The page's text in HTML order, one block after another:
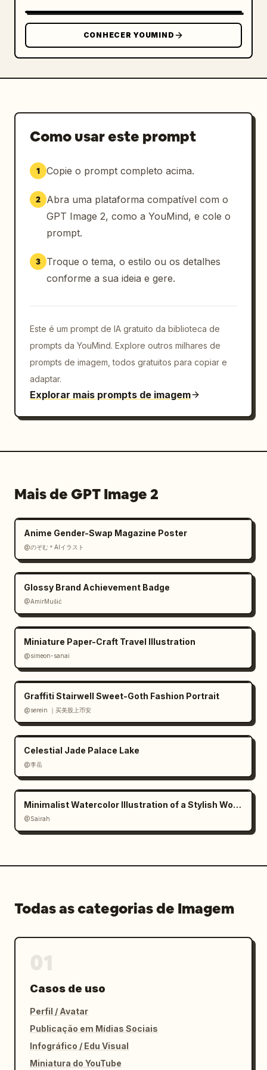
com cabelo castanho e charme animal,
segurando um microfone, pose fofa de hype-
man.
brilhante. No canto superior esquerdo, inclua
ックバンド作ろ♪” e o script rosa “ver.2”. No
japonês “私たちの音で 明日を塗り替えよう.” Centro
brilhante “ RainRebellion
” com subtítulo
pequeno em katakana “レイン・リベリオン”,
cercado por filigranas prateadas, asas, rosas
exatamente 5 emblemas circulares de perfil
dos personagens rotulados como: “Mio Vocal”,
“Hina Guitar”, “Rin Bass”, “Yuzu Drums” e
abaixo. No canto inferior esquerdo, adicione
informações do show: “NEXT LIVE”,
“RainRebellion 1st Oneman Live”, “Breaking
detalhes minúsculos de abertura/horário de
início. No centro inferior, adicione o slogan
“雨降って 地固まる。” e a linha em inglês “We
Estilo visual: Ilustração de anime moderna
ultra detalhada, pôster de jogo de ritmo
idol, iluminação de palco dinâmica, brilho
neon azul e violeta, pétalas de sakura rosa,
brilhos mágicos, destaques cromados,
contraste profundo, tipografia ornamentada,
line art nítida, alta saturação, composição
cinematográfica, arte comercial polida.
Restrições: Mantenha exatamente 5 emblemas de
perfil dos integrantes da banda e exatamente
6 figuras de personagens no total. Mantenha o
pôster cheio, mas legível. Não adicione
integrantes extras à banda. Evite
do logotipo com o nome da banda o maior
elemento de texto no terço inferior.
CONHECER YOUMIND
Como usar este prompt
1 Copie o prompt completo acima.
2
Abra uma plataforma compatível com o
GPT Image 2, como a YouMind, e cole o
prompt.
3
Troque o tema, o estilo ou os detalhes
conforme a sua ideia e gere.
Este é um prompt de IA gratuito da biblioteca de
prompts da YouMind. Explore outros milhares de
prompts de imagem, todos gratuitos para copiar e
adaptar.
Explorar mais prompts de imagem
Mais de GPT Image 2
Anime Gender-Swap Magazine Poster
@のぞむ＊AIイラスト
Glossy Brand Achievement Badge
@AmirMušić
Miniature Paper-Craft Travel Illustration
@simeon-sanai
Graffiti Stairwell Sweet-Goth Fashion Portrait
@serein ｜买美股上币安
Celestial Jade Palace Lake
@李岳
Minimalist Watercolor Illustration of a Stylish Woman
@Sairah
Todas as categorias de Imagem
Casos de uso
Perfil / Avatar
Publicação em Mídias Sociais
Infográfico / Edu Visual
Miniatura do YouTube